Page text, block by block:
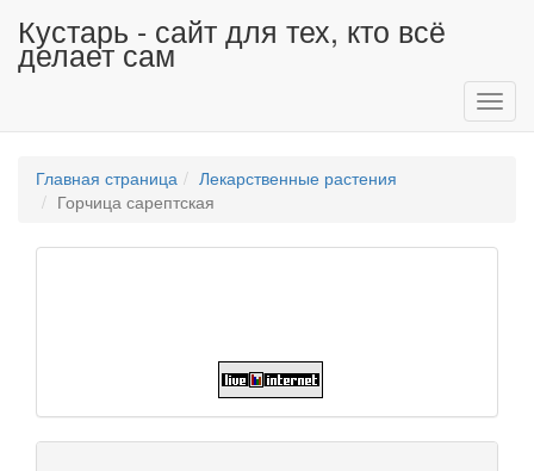
Кустарь - сайт для тех, кто всё
делает сам
Главная страница
Лекарственные растения
Горчица сарептская